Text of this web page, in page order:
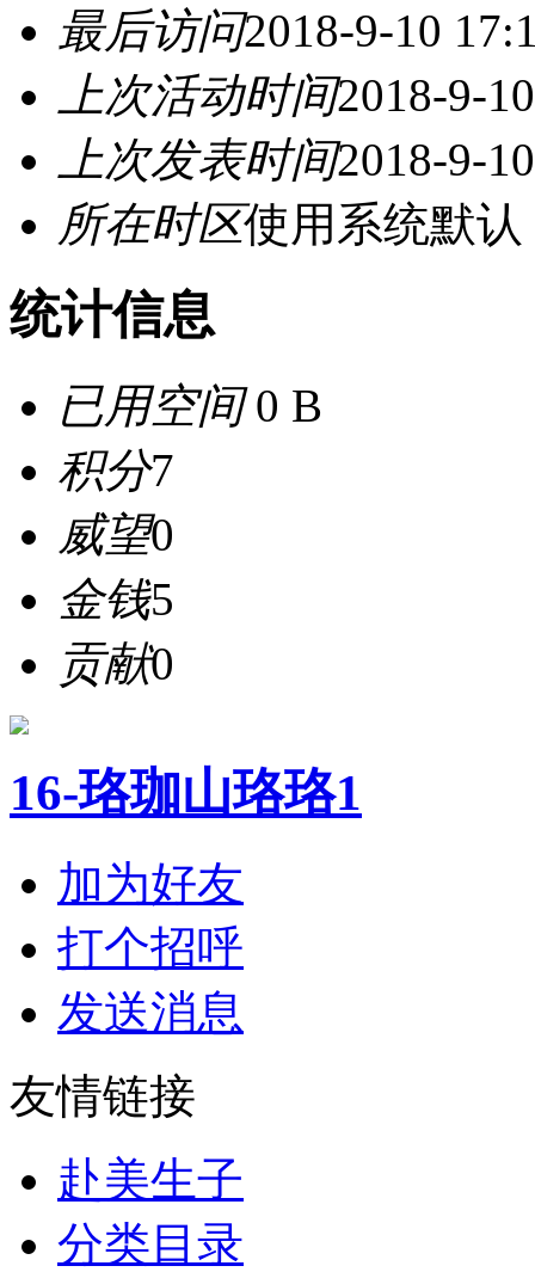
最后访问2018-9-10
上次活动时间2018-9-
上次发表时间2018-9-
所在时区使用系统默认
统计信息
已用空间0 B
积分7
威望0
金钱5
贡献0
16-珞珈山珞珞1
加为好友
打个招呼
发送消息
友情链接
赴美生子
分类目录